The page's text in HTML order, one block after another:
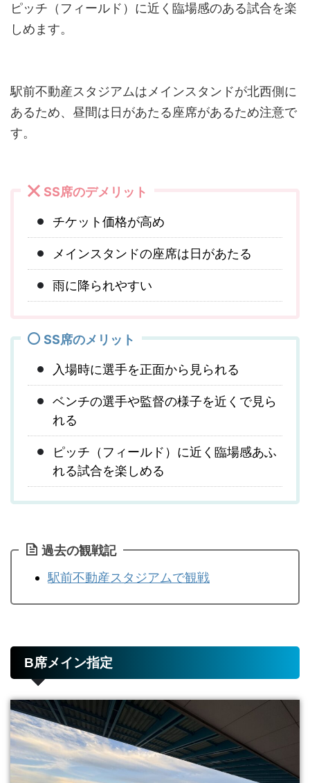
ピッチ（フィールド）に近く臨場感のある試合を楽
しめます。
駅前不動産スタジアムはメインスタンドが北西側に
あるため、昼間は日があたる座席があるため注意で
す。
SS席のデメリット
チケット価格が高め
メインスタンドの座席は日があたる
雨に降られやすい
SS席のメリット
入場時に選手を正面から見られる
ベンチの選手や監督の様子を近くで見ら
れる
ピッチ（フィールド）に近く臨場感あふ
れる試合を楽しめる
過去の観戦記
駅前不動産スタジアムで観戦
B席メイン指定